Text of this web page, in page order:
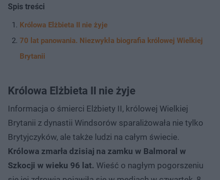
Spis treści
Królowa Elżbieta II nie żyje
70 lat panowania. Niezwykła biografia królowej Wielkiej
Brytanii
Królowa Elżbieta II nie żyje
Informacja o śmierci Elżbiety II, królowej Wielkiej
Brytanii z dynastii Windsorów sparaliżowała nie tylko
Brytyjczyków, ale także ludzi na całym świecie.
Królowa zmarła dzisiaj na zamku w Balmoral w
Szkocji w wieku 96 lat. Wieść o nagłym pogorszeniu